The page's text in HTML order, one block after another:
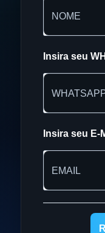
Insira seu
Insira seu E-